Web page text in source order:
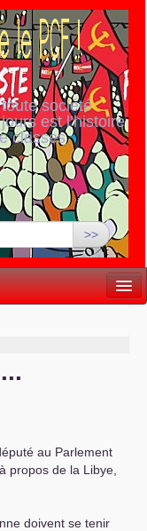
société
est l’histoire
classes
>>
au Parlement
propos de la Libye,
doivent se tenir